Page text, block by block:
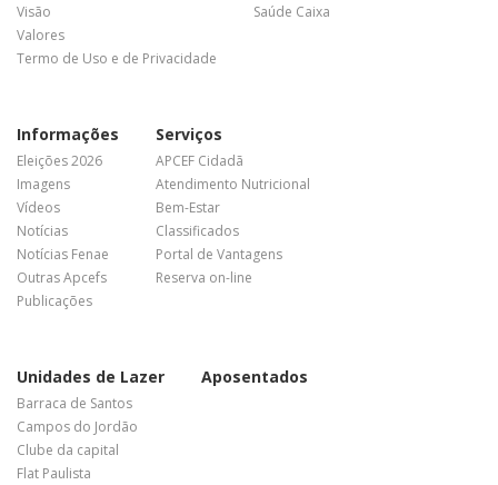
Visão
Valores
Termo de Uso e de Privacidade
Saúde Caixa
Informações
Eleições 2026
Imagens
Vídeos
Notícias
Notícias Fenae
Outras Apcefs
Publicações
Serviços
APCEF Cidadã
Atendimento Nutricional
Bem-Estar
Classificados
Portal de Vantagens
Reserva on-line
Unidades de Lazer
Barraca de Santos
Campos do Jordão
Clube da capital
Flat Paulista
Aposentados